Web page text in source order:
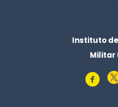
Instituto
Militar